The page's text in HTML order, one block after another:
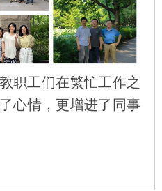
职工们在繁忙工作之
心情，更增进了同事